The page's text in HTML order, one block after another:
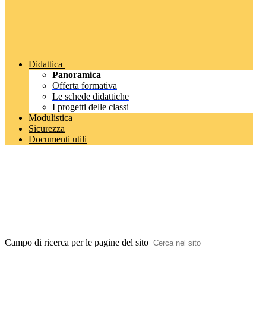
Didattica
Panoramica
Offerta formativa
Le schede didattiche
I progetti delle classi
Modulistica
Sicurezza
Documenti utili
Campo di ricerca per le pagine del sito